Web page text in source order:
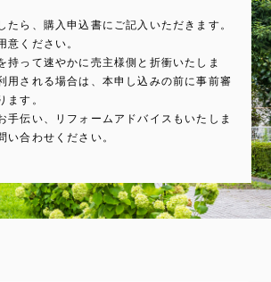
たら、購入申込書にご記入いただきます。
意ください。
持って速やかに売主様側と折衝いたしま
用される場合は、本申し込みの前に事前審
ます。
手伝い、リフォームアドバイスもいたしま
い合わせください。
り重要事項を説明させていただき、契約を
し込みから1週間～10日程度でご契約いた
付金（売買代金の5％～10％程度）をご用
売買代金に充当されます。
同条件にてローンの本申し込みを依頼し
支払いや物件の引き渡し時期を決定しま
でに売買代金の残額を納めていただき、お
転します。当社が提携する信頼のおける司
ムーズな所有権移転をバックアップしま
の金額が大きいため、買主様の口座から売
みいただくか、銀行振り出しの小切手をご